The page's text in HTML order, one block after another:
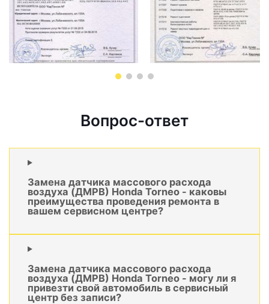
Вопрос-ответ
Замена датчика массового расхода
воздуха (ДМРВ) Honda Torneo - каковы
преимущества проведения ремонта в
вашем сервисном центре?
Замена датчика массового расхода
воздуха (ДМРВ) Honda Torneo - могу ли я
привезти свой автомобиль в сервисный
центр без записи?